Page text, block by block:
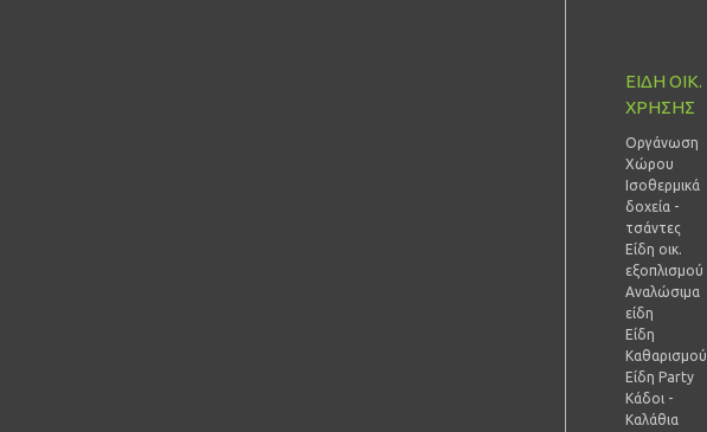
ΕΙΔΗ ΟΙΚ.
ΧΡΗΣΗΣ
Οργάνωση
Χώρου
Ισοθερμικά
δοχεία -
τσάντες
Είδη οικ.
εξοπλισμού
Αναλώσιμα
είδη
Είδη
Καθαρισμού
Είδη Party
Κάδοι -
Καλάθια